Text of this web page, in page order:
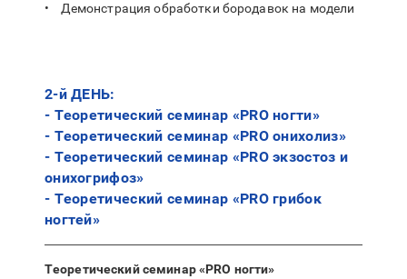
• Демонстрация обработки бородавок на модели​​​​
2-й ДЕНЬ:
- Теоретический семинар «PRO ногти»
- Теоретический семинар «PRO онихолиз»
- Теоретический семинар «PRO экзостоз и
онихогрифоз»
- Теоретический семинар «PRO грибок
ногтей»
Теоретический семинар «PRO ногти»